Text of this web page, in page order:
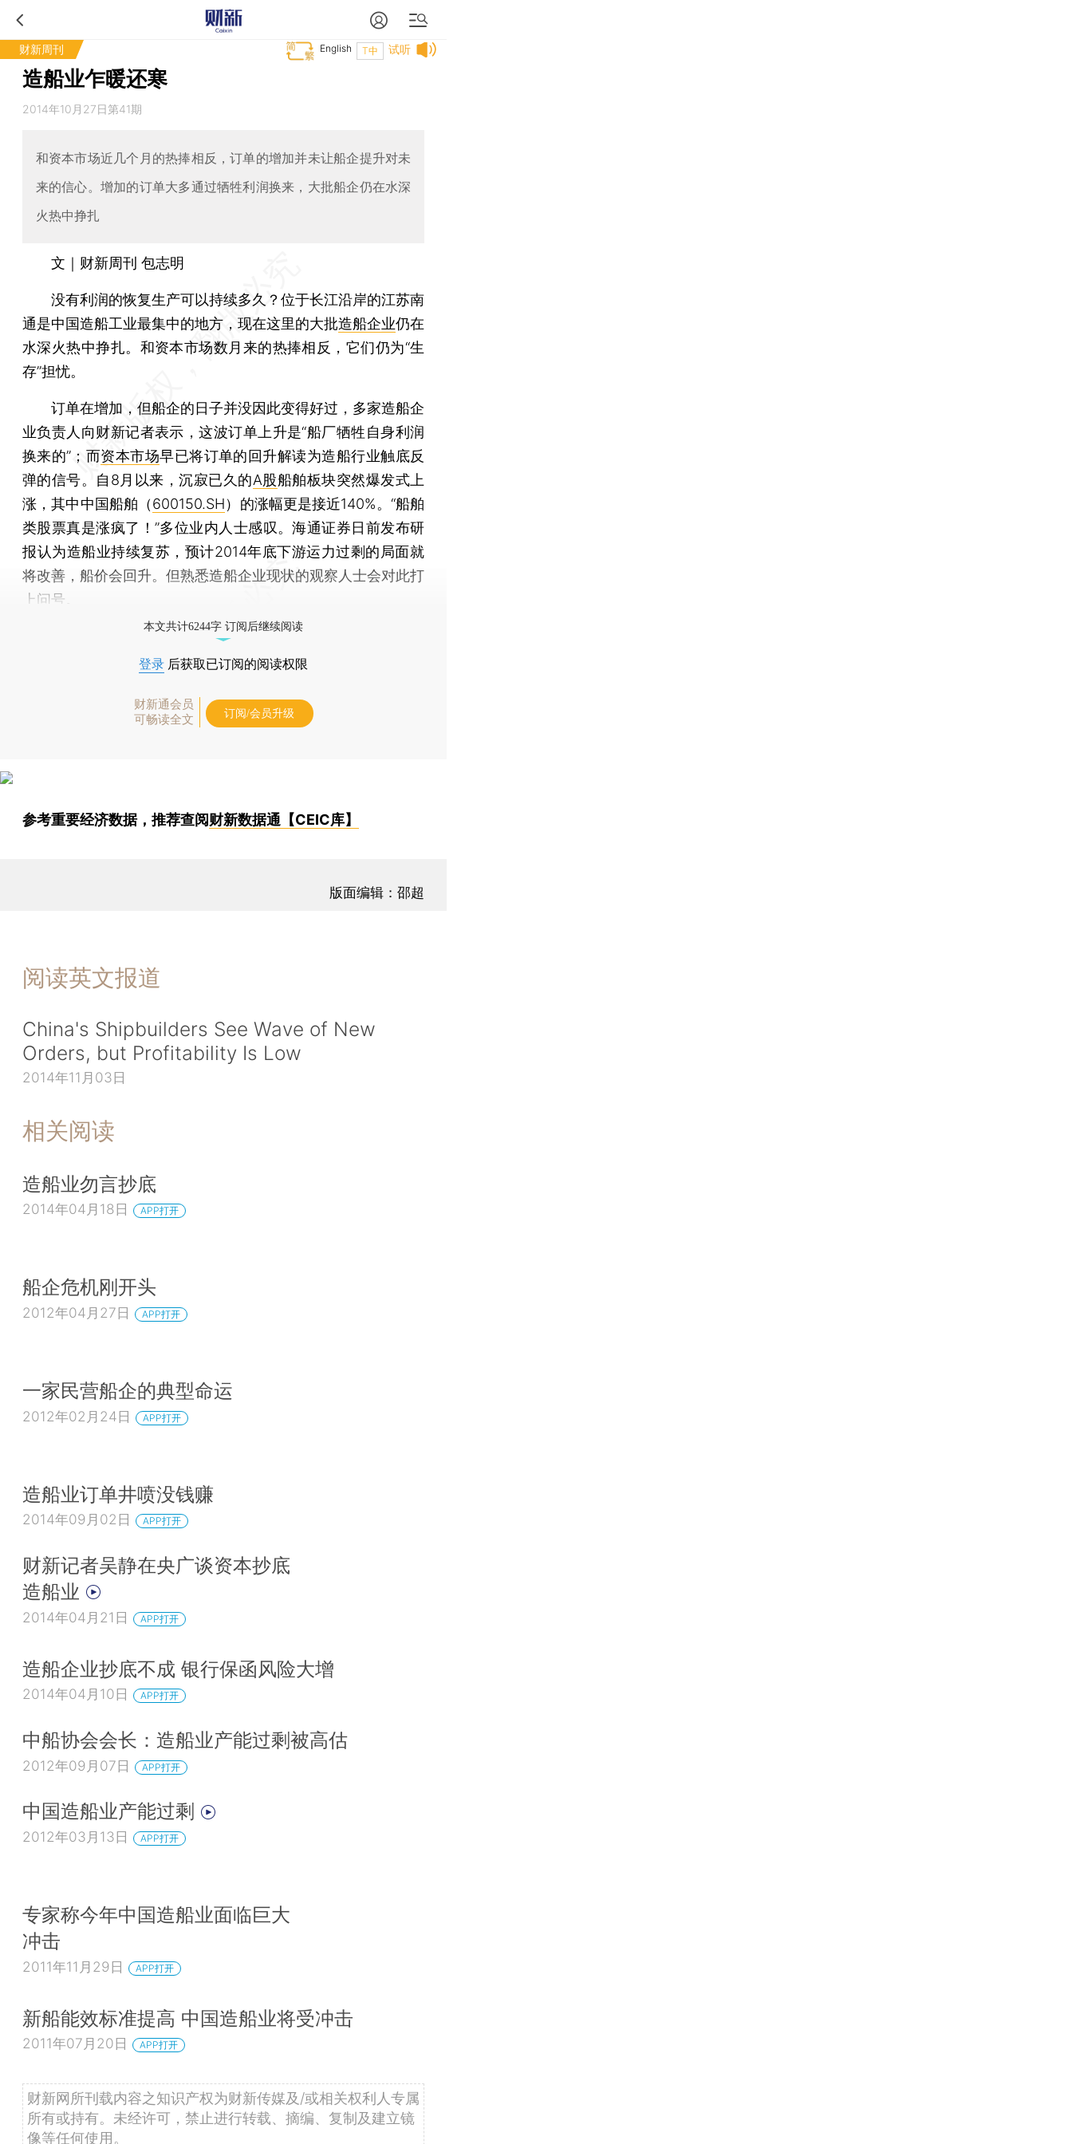
财新周刊 试听
T中
English
造船业乍暖还寒
2014年10月27日第41期
和资本市场近几个月的热捧相反，订单的增加并未让船企提升对未
来的信心。增加的订单大多通过牺牲利润换来，大批船企仍在水深
火热中挣扎
文｜财新周刊 包志明
没有利润的恢复生产可以持续多久？位于长江沿岸的江苏南
通是中国造船工业最集中的地方，现在这里的大批造船企业仍在
水深火热中挣扎。和资本市场数月来的热捧相反，它们仍为“生
存”担忧。
订单在增加，但船企的日子并没因此变得好过，多家造船企
业负责人向财新记者表示，这波订单上升是“船厂牺牲自身利润
换来的”；而资本市场早已将订单的回升解读为造船行业触底反
弹的信号。自8月以来，沉寂已久的A股船舶板块突然爆发式上
涨，其中中国船舶（600150.SH）的涨幅更是接近140%。“船舶
类股票真是涨疯了！”多位业内人士感叹。海通证券日前发布研
报认为造船业持续复苏，预计2014年底下游运力过剩的局面就
将改善，船价会回升。但熟悉造船企业现状的观察人士会对此打
上问号。
本文共计6244字 订阅后继续阅读
登录 后获取已订阅的阅读权限
财新通会员
可畅读全文
订阅/会员升级
参考重要经济数据，推荐查阅财新数据通【CEIC库】
版面编辑：邵超
阅读英文报道
China's Shipbuilders See Wave of New
Orders, but Profitability Is Low
2014年11月03日
相关阅读
造船业勿言抄底
2014年04月18日 APP打开
船企危机刚开头
2012年04月27日 APP打开
一家民营船企的典型命运
2012年02月24日 APP打开
造船业订单井喷没钱赚
2014年09月02日 APP打开
财新记者吴静在央广谈资本抄底
造船业
2014年04月21日 APP打开
造船企业抄底不成 银行保函风险大增
2014年04月10日 APP打开
中船协会会长：造船业产能过剩被高估
2012年09月07日 APP打开
中国造船业产能过剩
2012年03月13日 APP打开
专家称今年中国造船业面临巨大
冲击
2011年11月29日 APP打开
新船能效标准提高 中国造船业将受冲击
2011年07月20日 APP打开
财新网所刊载内容之知识产权为财新传媒及/或相关权利人专属
所有或持有。未经许可，禁止进行转载、摘编、复制及建立镜
像等任何使用。